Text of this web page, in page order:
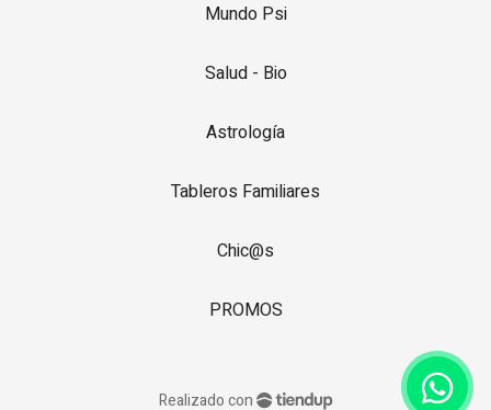
Mundo Psi
Salud - Bio
Astrología
Tableros Familiares
Chic@s
PROMOS
Realizado con